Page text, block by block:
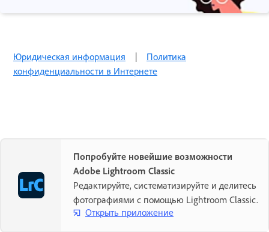
Юридическая информация | Политика
конфиденциальности в Интернете
Попробуйте новейшие возможности
Adobe Lightroom Classic
Редактируйте, систематизируйте и делитесь
фотографиями с помощью Lightroom Classic.
Открыть приложение